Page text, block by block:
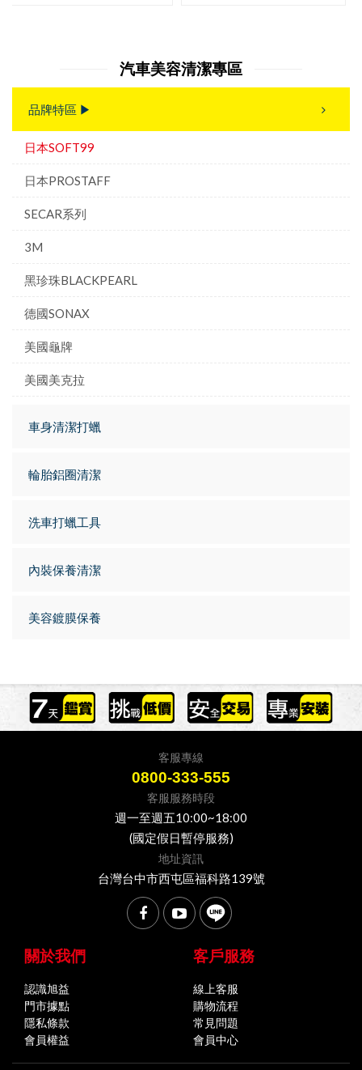
汽車美容清潔專區
品牌特區 ▶
日本SOFT99
日本PROSTAFF
SECAR系列
3M
黑珍珠BLACKPEARL
德國SONAX
美國龜牌
美國美克拉
車身清潔打蠟
輪胎鋁圈清潔
洗車打蠟工具
內裝保養清潔
美容鍍膜保養
客服專線
0800-333-555
客服服務時段
週一至週五10:00~18:00
(國定假日暫停服務)
地址資訊
台灣台中市西屯區福科路139號
關於我們
認識旭益
門市據點
隱私條款
會員權益
客戶服務
線上客服
購物流程
常見問題
會員中心